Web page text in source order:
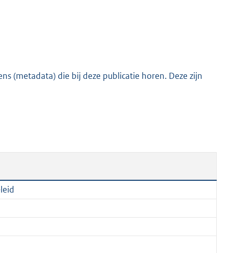
K
(metadata) die bij deze publicatie horen. Deze zijn